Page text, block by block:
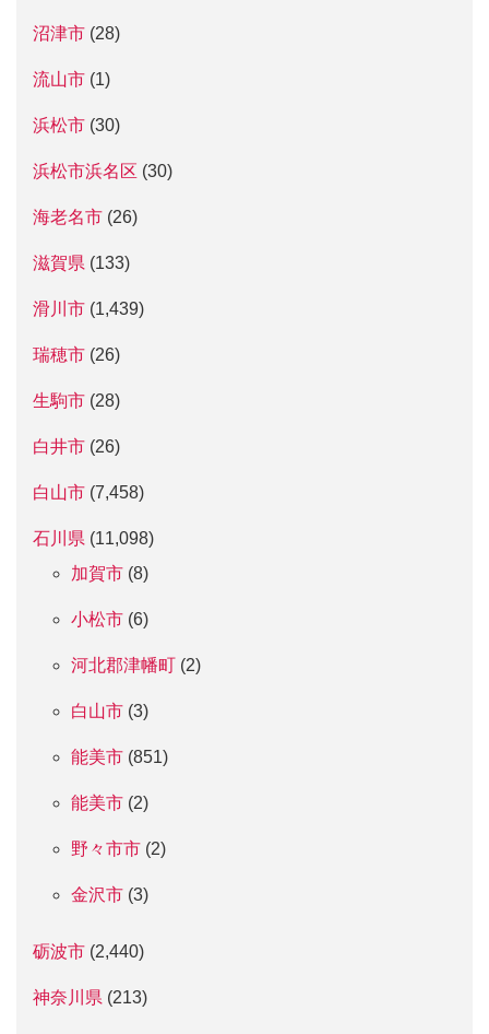
沼津市 (28)
流山市 (1)
浜松市 (30)
浜松市浜名区 (30)
海老名市 (26)
滋賀県 (133)
滑川市 (1,439)
瑞穂市 (26)
生駒市 (28)
白井市 (26)
白山市 (7,458)
石川県 (11,098)
加賀市 (8)
小松市 (6)
河北郡津幡町 (2)
白山市 (3)
能美市 (851)
能美市 (2)
野々市市 (2)
金沢市 (3)
砺波市 (2,440)
神奈川県 (213)